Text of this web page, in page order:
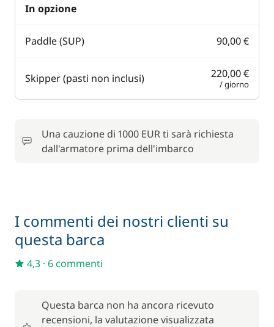
In opzione
Paddle (SUP) 90,00 €
Skipper (pasti non inclusi) 220,00 €
/ giorno
Una cauzione di 1000 EUR ti sarà richiesta
dall'armatore prima dell'imbarco
I commenti dei nostri clienti su
questa barca
4,3 · 6 commenti
Questa barca non ha ancora ricevuto
recensioni, la valutazione visualizzata